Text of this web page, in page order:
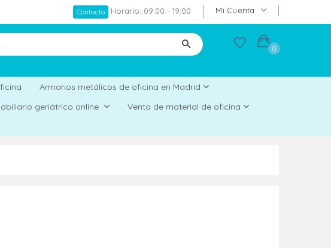
Mi Cuenta
Contacto Horario: 09:00 - 19:00
0
Armarios metálicos de oficina en Madrid
geriátrico online
Venta de material de oficina